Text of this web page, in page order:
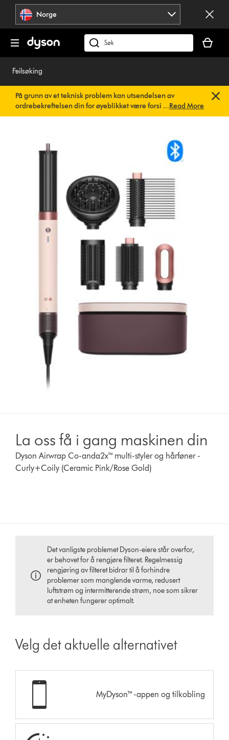
Hopp
navigering
Norge
Søk
på
din
er
Feilsøking
På grunn av et teknisk problem kan utsendelsen av
ordrebekreftelsen din for øyeblikket være forsinket. Vi
jobber allerede med en rask løsning.Du trenger ikke å
...Read More
La oss få i gang maskinen din
Dyson Airwrap Co-anda2x™ multi-styler og hårføner -
Curly+Coily (Ceramic Pink/Rose Gold)
Det vanligste problemet Dyson-eiere står overfor,
er behovet for å rengjøre filteret. Regelmessig
rengjøring av filteret bidrar til å forhindre
problemer som manglende varme, redusert
luftstrøm og intermitterende strøm, noe som sikrer
at enheten fungerer optimalt.
Velg det aktuelle alternativet
MyDyson™-appen og tilkobling